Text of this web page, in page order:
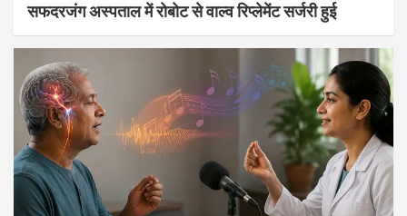
सफदरजंग अस्पताल में रोबोट से वाल्व रिप्लेमेंट सर्जरी हुई